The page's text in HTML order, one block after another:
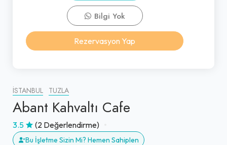
İSTANBUL TUZLA
Abant Kahvaltı Cafe
3.5 (2 Değerlendirme)
Bu İşletme Sizin Mi? Hemen Sahiplen
Bilgi Yok
Rezervasyon Yap